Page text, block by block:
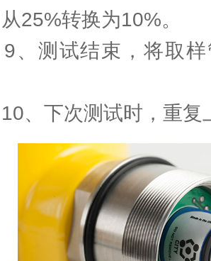
25%转换为10%。
测试结束，将取样
下次测试时，重复